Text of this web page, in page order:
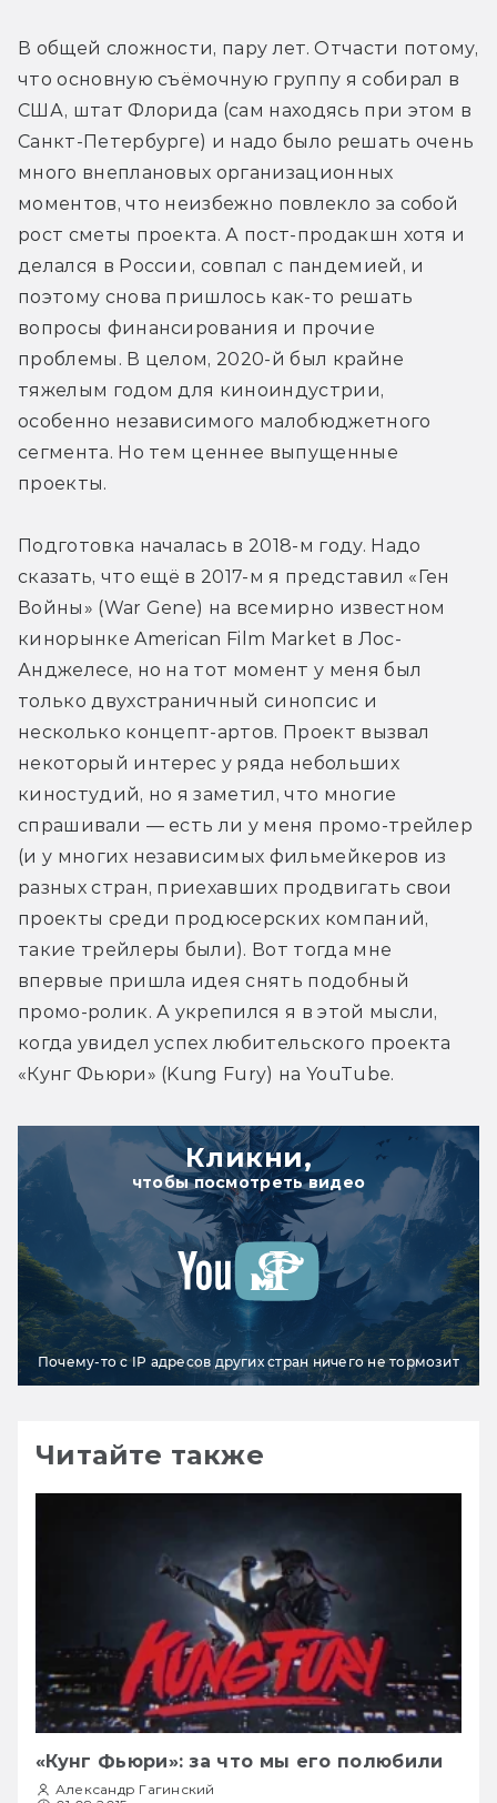
В общей сложности, пару лет. Отчасти потому,
что основную съёмочную группу я собирал в
США, штат Флорида (сам находясь при этом в
Санкт-Петербурге) и надо было решать очень
много внеплановых организационных
моментов, что неизбежно повлекло за собой
рост сметы проекта. А пост-продакшн хотя и
делался в России, совпал с пандемией, и
поэтому снова пришлось как-то решать
вопросы финансирования и прочие
проблемы. В целом, 2020-й был крайне
тяжелым годом для киноиндустрии,
особенно независимого малобюджетного
сегмента. Но тем ценнее выпущенные
проекты.
Подготовка началась в 2018-м году. Надо
сказать, что ещё в 2017-м я представил «Ген
Войны» (War Gene) на всемирно известном
кинорынке American Film Market в Лос-
Анджелесе, но на тот момент у меня был
только двухстраничный синопсис и
несколько концепт-артов. Проект вызвал
некоторый интерес у ряда небольших
киностудий, но я заметил, что многие
спрашивали — есть ли у меня промо-трейлер
(и у многих независимых фильмейкеров из
разных стран, приехавших продвигать свои
проекты среди продюсерских компаний,
такие трейлеры были). Вот тогда мне
впервые пришла идея снять подобный
промо-ролик. А укрепился я в этой мысли,
когда увидел успех любительского проекта
«Кунг Фьюри» (Kung Fury) на YouTube.
Кликни,
чтобы посмотреть видео
Почему-то с IP адресов других стран ничего не тормозит
Читайте также
«Кунг Фьюри»: за что мы его полюбили
Александр Гагинский